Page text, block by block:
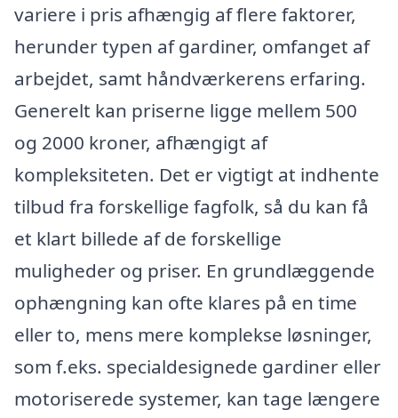
variere i pris afhængig af flere faktorer,
herunder typen af gardiner, omfanget af
arbejdet, samt håndværkerens erfaring.
Generelt kan priserne ligge mellem 500
og 2000 kroner, afhængigt af
kompleksiteten. Det er vigtigt at indhente
tilbud fra forskellige fagfolk, så du kan få
et klart billede af de forskellige
muligheder og priser. En grundlæggende
ophængning kan ofte klares på en time
eller to, mens mere komplekse løsninger,
som f.eks. specialdesignede gardiner eller
motoriserede systemer, kan tage længere